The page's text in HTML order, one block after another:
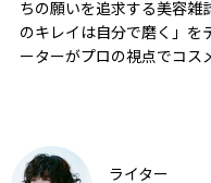
ちの願いを追求する美容雑
のキレイは自分で磨く」を
ーターがプロの視点でコス
ライター